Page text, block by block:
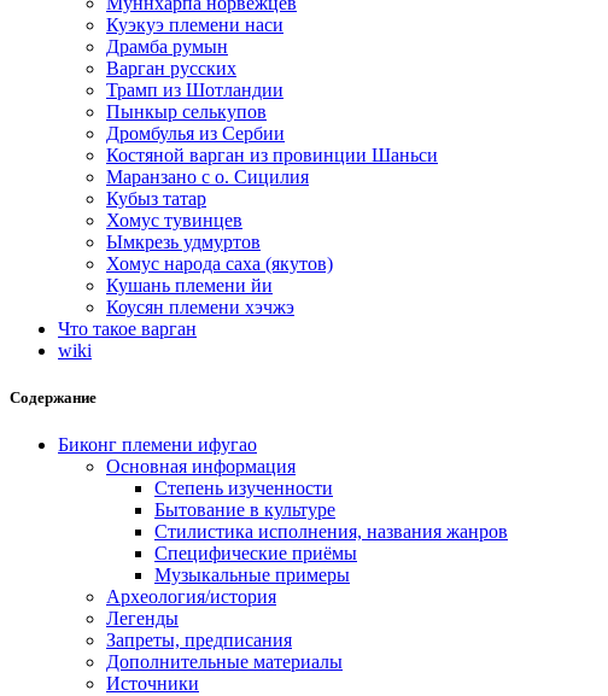
Куэкуэ племени наси
Драмба румын
Варган русских
Трамп из Шотландии
Пынкыр селькупов
Дромбулья из Сербии
Костяной варган из провинции Шаньси
Маранзано с о. Сицилия
Кубыз татар
Хомус тувинцев
Ымкрезь удмуртов
Хомус народа саха (якутов)
Кушань племени йи
Коусян племени хэчжэ
Что такое варган
wiki
Содержание
Биконг племени ифугао
Основная информация
Степень изученности
Бытование в культуре
Стилистика исполнения, названия жанров
Специфические приёмы
Музыкальные примеры
Археология/история
Легенды
Запреты, предписания
Дополнительные материалы
Источники